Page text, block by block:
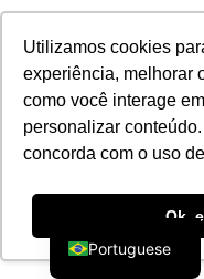
Utilizamos cookies
experiência, melhorar
como você interage
personalizar
concorda com o uso
Ok,
Portuguese